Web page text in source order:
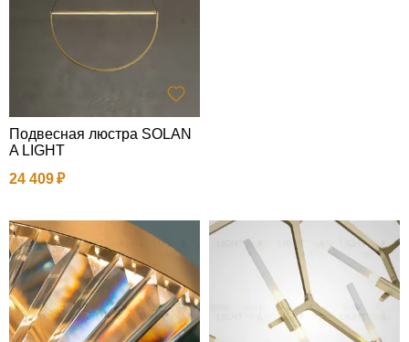
Подвесная люстра SOLAN
A LIGHT
24 409